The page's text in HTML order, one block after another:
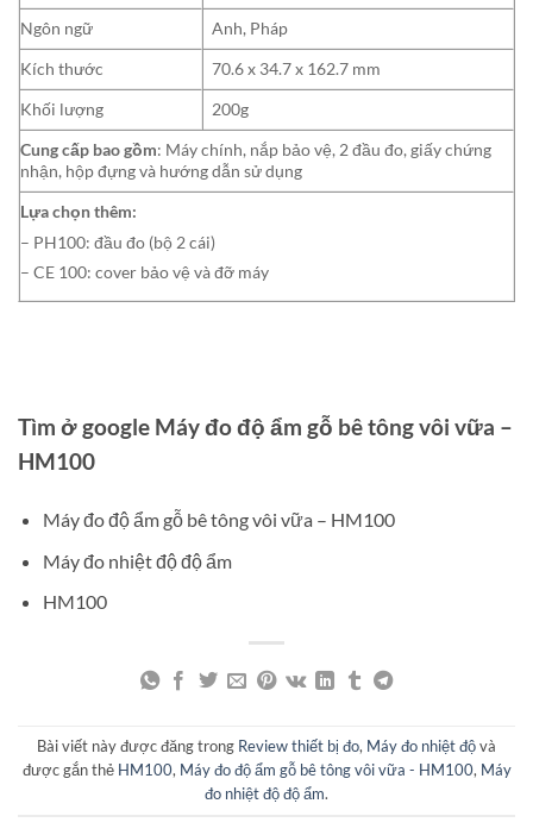
Ngôn ngữ
Anh, Pháp
Kích thước
70.6 x 34.7 x 162.7 mm
Khối lượng
200g
Cung cấp bao gồm: Máy chính, nắp bảo vệ, 2 đầu đo, giấy chứng
nhận, hộp đựng và hướng dẫn sử dụng
Lựa chọn thêm:
– PH100: đầu đo (bộ 2 cái)
– CE 100: cover bảo vệ và đỡ máy
Tìm ở google Máy đo độ ẩm gỗ bê tông vôi vữa –
HM100
Máy đo độ ẩm gỗ bê tông vôi vữa – HM100
Máy đo nhiệt độ độ ẩm
HM100
Bài viết này được đăng trong Review thiết bị đo, Máy đo nhiệt độvà
được gắn thẻ HM100, Máy đo độ ẩm gỗ bê tông vôi vữa - HM100, Máy
đo nhiệt độ độ ẩm.